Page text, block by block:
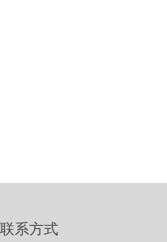
联系方式